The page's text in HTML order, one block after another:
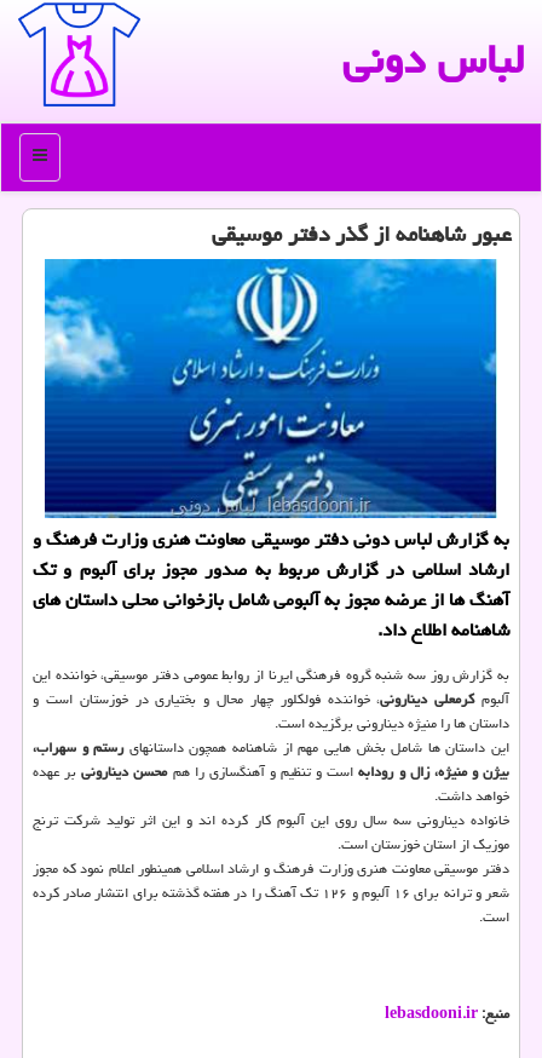
لباس دونی
منو
عبور شاهنامه از گذر دفتر موسیقی
به گزارش لباس دونی دفتر موسیقی معاونت هنری وزارت فرهنگ و
ارشاد اسلامی در گزارش مربوط به صدور مجوز برای آلبوم و تك
آهنگ ها از عرضه مجوز به آلبومی شامل بازخوانی محلی داستان های
شاهنامه اطلاع داد.
به گزارش روز سه شنبه گروه فرهنگی ایرنا از روابط عمومی دفتر موسیقی، خواننده این
آلبومکرمعلی دینارونی، خواننده فولکلور چهار محال و بختیاری در خوزستان است و
داستان ها را منیژه دینارونی برگزیده است.
این داستان ها شامل بخش هایی مهم از شاهنامه همچون داستان‎های
رستم و سهراب،
بیژن و منیژه، زال و رودابهاست و تنظیم و آهنگسازی را هممحسن دینارونیبر عهده
خواهد داشت.
خانواده دینارونی سه سال روی این آلبوم کار کرده‏ اند و این اثر تولید شرکت ترنج
موزیک از استان خوزستان است.
دفتر موسیقی معاونت هنری وزارت فرهنگ و ارشاد اسلامی همینطور اعلام نمود که مجوز
شعر و ترانه برای ۱۶ آلبوم و ۱۲۶ تک آهنگ را در هفته گذشته برای انتشار صادر کرده
است.
منبع:lebasdooni.ir